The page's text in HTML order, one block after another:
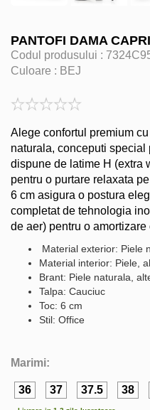
PANTOFI DAMA
Codul produsului :
Culoare : BEJ
Alege confortul premium
naturala, conceputi special
dispune de latime H (extra
pentru o purtare relaxata
6 cm asigura o postura
completat de tehnologia
de aer) pentru o amortizare
Material exterior: Piele
Material interior: Piele,
Brant: Piele naturala,
Talpa: Cauciuc
Toc: 6 cm
Stil: Office
Marimi:
36 37 37.5 38